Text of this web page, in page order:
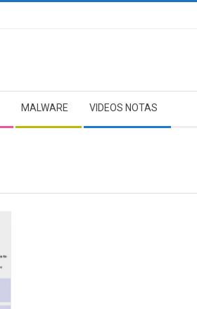
MALWARE VIDEOS NOTAS